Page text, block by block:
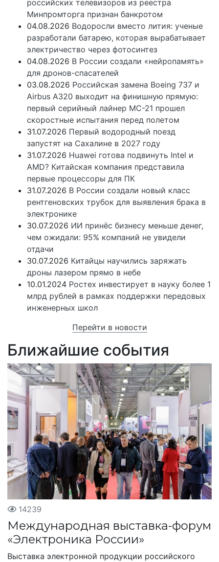
российских телевизоров из реестра
Минпромторга признан банкротом
04.08.2026 Водоросли вместо лития: ученые
разработали батарею, которая вырабатывает
электричество через фотосинтез
04.08.2026 В России создали «нейропамять»
для дронов-спасателей
03.08.2026 Российская замена Boeing 737 и
Airbus A320 выходит на финишную прямую:
первый серийный лайнер МС-21 прошел
скоростные испытания перед полетом
31.07.2026 Первый водородный поезд
запустят на Сахалине в 2027 году
31.07.2026 Huawei готова подвинуть Intel и
AMD? Китайская компания представила
первые процессоры для ПК
31.07.2026 В России создали новый класс
рентгеновских трубок для выявления брака в
электронике
30.07.2026 ИИ принёс бизнесу меньше денег,
чем ожидали: 95% компаний не увидели
отдачи
30.07.2026 Китайцы научились заряжать
дроны лазером прямо в небе
10.01.2024 Ростех инвестирует в науку более 1
млрд рублей в рамках поддержки передовых
инженерных школ
Перейти в новости
Ближайшие события
14239
Международная выставка-форум
«Электроника России»
Выставка электронной продукции российского